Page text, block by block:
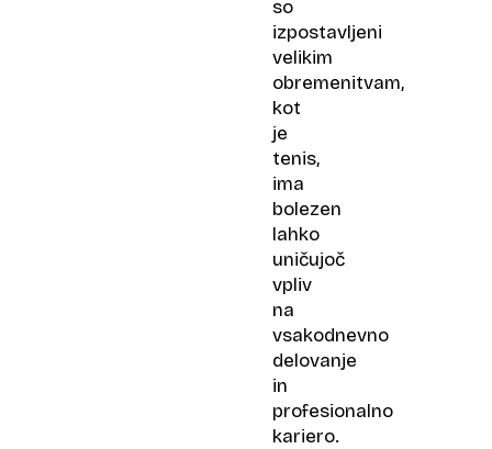
so
izpostavljeni
velikim
obremenitvam,
kot
je
tenis,
ima
bolezen
lahko
uničujoč
vpliv
na
vsakodnevno
delovanje
in
profesionalno
kariero.